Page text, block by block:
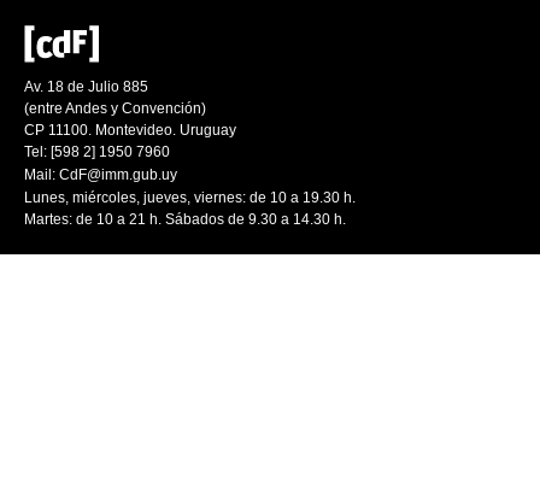
Av. 18 de Julio 885
(entre Andes y Convención)
CP 11100. Montevideo. Uruguay
Tel: [598 2] 1950 7960
Mail: CdF@imm.gub.uy
Lunes, miércoles, jueves, viernes: de 10 a 19.30 h.
Martes: de 10 a 21 h. Sábados de 9.30 a 14.30 h.